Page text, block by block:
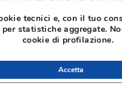
prossima volta che
tecnici e, con il tuo
statistiche aggregate.
cookie di profilazione.
Accetta